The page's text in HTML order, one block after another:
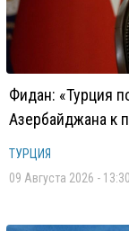
Фидан: «Турция
Азербайджана к
ТУРЦИЯ
09 Августа 2026 - 13:30